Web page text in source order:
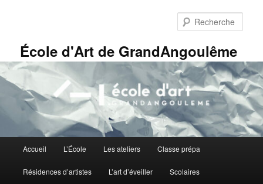
principalÉcole d'Art de GrandAngoulême
principal
Accueil L’École Les ateliers Classe prépa
Résidences d’artistes L’art d’éveiller Scolaires